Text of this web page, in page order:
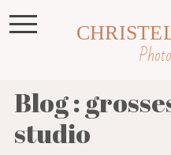
Blog :
studio